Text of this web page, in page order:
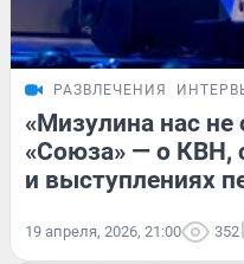
РАЗВЛЕЧЕНИЯ
«Мизулина нас не
«Союза» — о КВН,
и выступлениях
19 апреля, 2026, 21:00 352